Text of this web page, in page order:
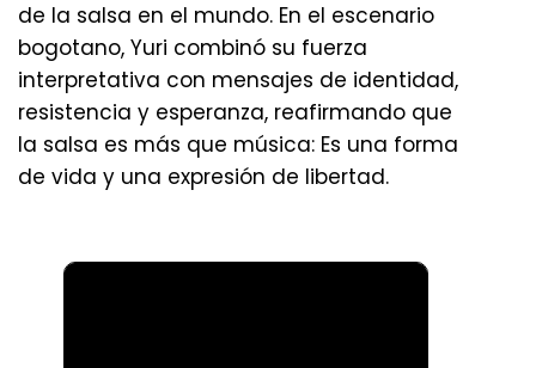
de la salsa en el mundo. En el escenario
bogotano, Yuri combinó su fuerza
interpretativa con mensajes de identidad,
resistencia y esperanza, reafirmando que
la salsa es más que música: Es una forma
de vida y una expresión de libertad.